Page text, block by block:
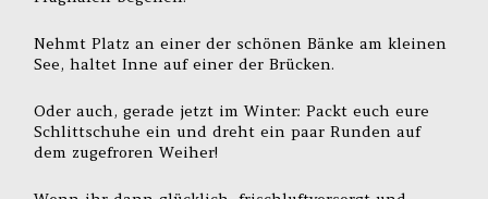
Nehmt Platz an einer der schönen Bänke am kleinen
See, haltet Inne auf einer der Brücken.
Oder auch, gerade jetzt im Winter: Packt euch eure
Schlittschuhe ein und dreht ein paar Runden auf
dem zugefroren Weiher!